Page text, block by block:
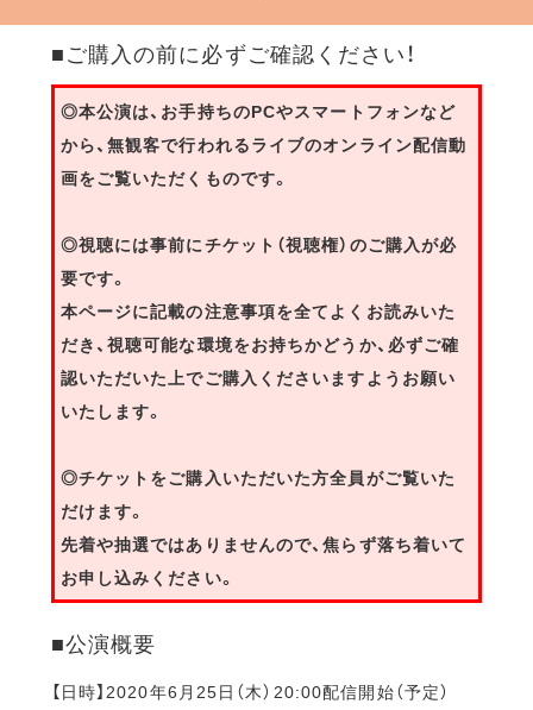
■ご購入の前に必ずご確認ください！
◎本公演は、お手持ちのPCやスマートフォンなど
から、無観客で行われるライブのオンライン配信動
画をご覧いただくものです。
◎視聴には事前にチケット（視聴権）のご購入が必
要です。
本ページに記載の注意事項を全てよくお読みいた
だき、視聴可能な環境をお持ちかどうか、必ずご確
認いただいた上でご購入くださいますようお願い
いたします。
◎チケットをご購入いただいた方全員がご覧いた
だけます。
先着や抽選ではありませんので、焦らず落ち着いて
お申し込みください。
■公演概要
【日時】2020年6月25日（木）20:00配信開始（予定）